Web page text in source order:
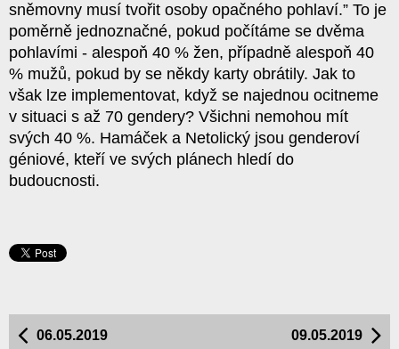
sněmovny musí tvořit osoby opačného pohlaví.” To je
poměrně jednoznačné, pokud počítáme se dvěma
pohlavími - alespoň 40 % žen, případně alespoň 40
% mužů, pokud by se někdy karty obrátily. Jak to
však lze implementovat, když se najednou ocitneme
v situaci s až 70 gendery? Všichni nemohou mít
svých 40 %. Hamáček a Netolický jsou genderoví
géniové, kteří ve svých plánech hledí do
budoucnosti.
09.05.2019
06.05.2019